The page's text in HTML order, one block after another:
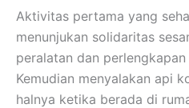
Aktivitas pertama yang
menunjukan solidaritas
peralatan dan
Kemudian menyalakan api
halnya ketika berada di